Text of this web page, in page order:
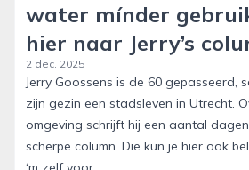
water mínder
hier naar Jerry’s
2 dec. 2025
Jerry Goossens is de 60 gepasseerd,
zijn gezin een stadsleven in Utrecht.
omgeving schrijft hij een aantal
scherpe column. Die kun je hier ook